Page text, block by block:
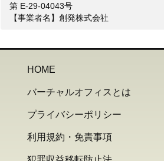
第 E-29-04043号
【事業者名】創発株式会社
HOME
バーチャルオフィスとは
プライバシーポリシー
利用規約・免責事項